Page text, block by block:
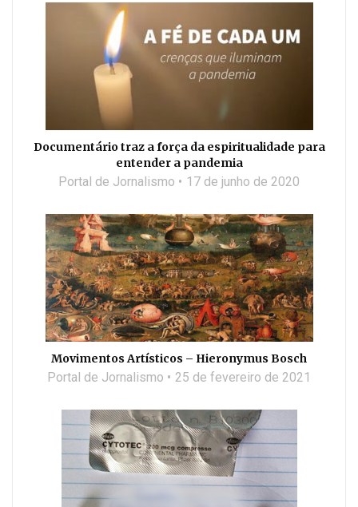
Documentário traz a força da espiritualidade para
entender a pandemia
Portal de Jornalismo 17 de junho de 2020
Movimentos Artísticos – Hieronymus Bosch
Portal de Jornalismo 25 de fevereiro de 2021